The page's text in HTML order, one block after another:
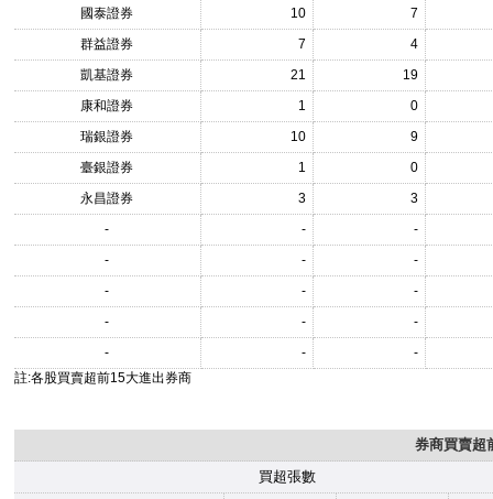
國泰證券
10
7
群益證券
7
4
凱基證券
21
19
康和證券
1
0
瑞銀證券
10
9
臺銀證券
1
0
永昌證券
3
3
-
-
-
-
-
-
-
-
-
-
-
-
-
-
-
註:各股買賣超前15大進出券商
券商買賣超
買超張數